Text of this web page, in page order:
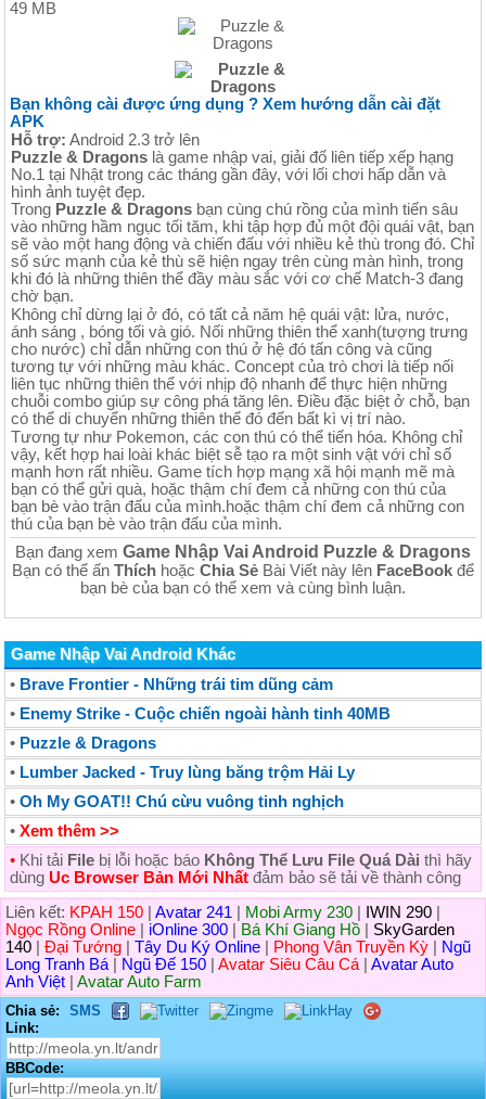
49 MB
Bạn không cài được ứng dụng ? Xem hướng dẫn cài đặt
APK
Hỗ trợ: Android 2.3 trở lên
Puzzle & Dragons là game nhập vai, giải đố liên tiếp xếp hạng
No.1 tại Nhật trong các tháng gần đây, với lối chơi hấp dẫn và
hình ảnh tuyệt đẹp.
Trong Puzzle & Dragons bạn cùng chú rồng của mình tiến sâu
vào những hầm ngục tối tăm, khi tập hợp đủ một đội quái vật, bạn
sẽ vào một hang động và chiến đấu với nhiều kẻ thù trong đó. Chỉ
số sức mạnh của kẻ thù sẽ hiện ngay trên cùng màn hình, trong
khi đó là những thiên thể đầy màu sắc với cơ chế Match-3 đang
chờ bạn.
Không chỉ dừng lại ở đó, có tất cả năm hệ quái vật: lửa, nước,
ánh sáng , bóng tối và gió. Nối những thiên thể xanh(tượng trưng
cho nước) chỉ dẫn những con thú ở hệ đó tấn công và cũng
tương tự với những màu khác. Concept của trò chơi là tiếp nối
liên tục những thiên thể với nhịp độ nhanh để thực hiện những
chuỗi combo giúp sự công phá tăng lên. Điều đặc biệt ở chỗ, bạn
có thể di chuyển những thiên thể đó đến bất kì vị trí nào.
Tương tự như Pokemon, các con thú có thể tiến hóa. Không chỉ
vậy, kết hợp hai loài khác biệt sễ tạo ra một sinh vật với chỉ số
mạnh hơn rất nhiều. Game tích hợp mạng xã hội mạnh mẽ mà
bạn có thể gửi quà, hoặc thậm chí đem cả những con thú của
bạn bè vào trận đấu của mình.hoặc thậm chí đem cả những con
thú của bạn bè vào trận đấu của mình.
Bạn đang xem Game Nhập Vai Android Puzzle & Dragons
Bạn có thể ấn Thích hoặc Chia Sẻ Bài Viết này lên FaceBook để
bạn bè của bạn có thể xem và cùng bình luận.
Game Nhập Vai Android Khác
• Brave Frontier - Những trái tim dũng cảm
• Enemy Strike - Cuộc chiến ngoài hành tinh 40MB
• Puzzle & Dragons
• Lumber Jacked - Truy lùng băng trộm Hải Ly
• Oh My GOAT!! Chú cừu vuông tinh nghịch
• Xem thêm >>
• Khi tải File bị lỗi hoặc báo Không Thể Lưu File Quá Dài thì hãy
dùng Uc Browser Bản Mới Nhất đảm bảo sẽ tải về thành công
Liên kết: KPAH 150 Avatar 241 Mobi Army 230 IWIN 290
Ngọc Rồng Online
iOnline 300 Bá Khí Giang Hồ
SkyGarden
140
Đại Tướng Tây Du Ký Online Phong Vân Truyền Kỳ
Ngũ
Long Tranh Bá
Ngũ Đế 150 Avatar Siêu Câu Cá
Avatar Auto
Anh Việt
Avatar Auto Farm
Chia sẻ:
SMS
Link:
BBCode: